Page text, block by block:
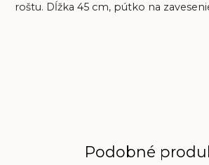
roštu. Dĺžka 45 cm, pútko na
Podobné